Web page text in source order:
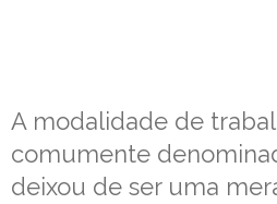
A modalidade de
comumente
deixou de ser uma